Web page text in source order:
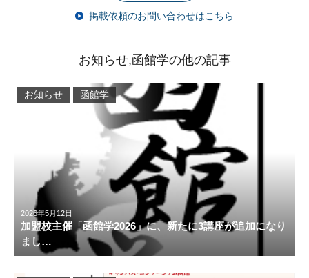
掲載依頼のお問い合わせはこちら
お知らせ,函館学の他の記事
2026年5月12日
加盟校主催「函館学2026」に、新たに3講座が追加になり
まし…
お知らせ 函館学